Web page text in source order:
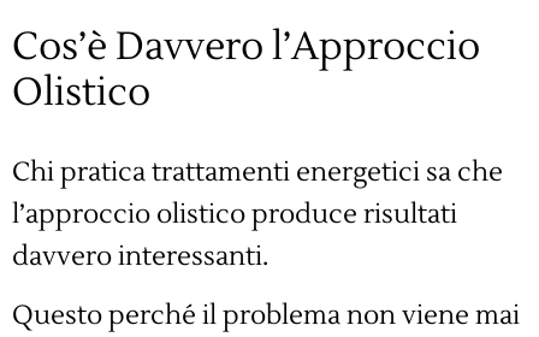
Cos’è Davvero l’Approccio
Olistico
Chi pratica trattamenti energetici sa che
l’approccio olistico produce risultati
davvero interessanti.
Questo perché il problema non viene mai